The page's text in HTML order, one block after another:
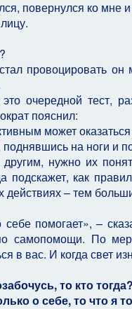
повернулся ко мне и
провоцировать он
очередной тест,
пояснил:
может
на ноги и
нужно их
подскажет, как
действиях – тем
себе помогает», –
самопомощи. По
в вас. И когда свет
то кто тогда?
о себе, то что я